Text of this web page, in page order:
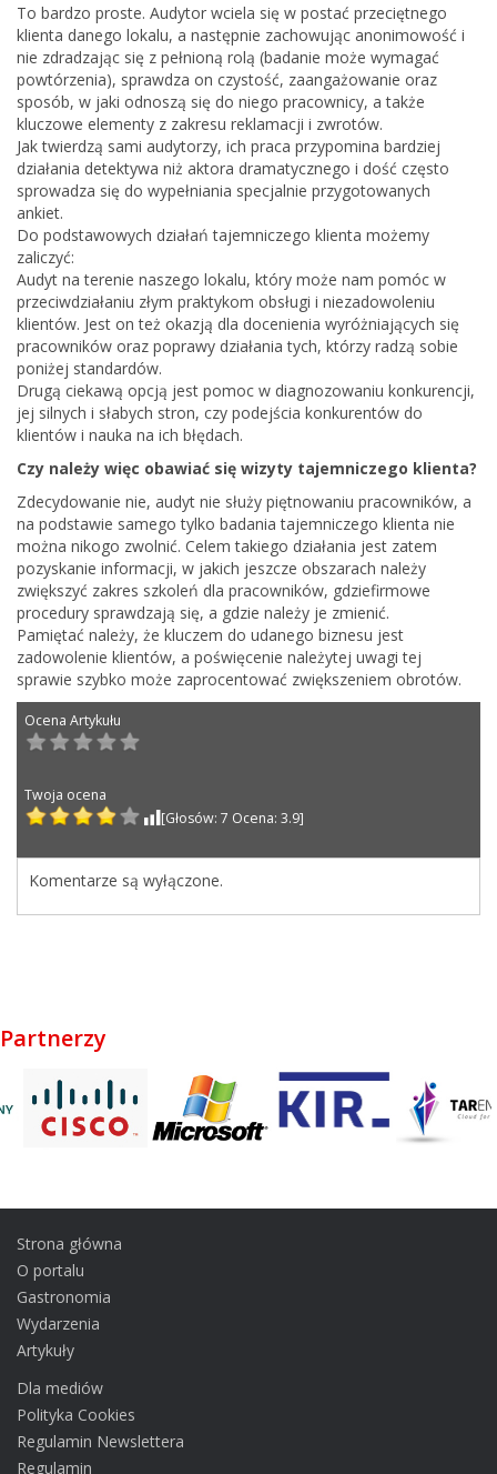
To bardzo proste. Audytor wciela się w postać przeciętnego
klienta danego lokalu, a następnie zachowując anonimowość i
nie zdradzając się z pełnioną rolą (badanie może wymagać
powtórzenia), sprawdza on czystość, zaangażowanie oraz
sposób, w jaki odnoszą się do niego pracownicy, a także
kluczowe elementy z zakresu reklamacji i zwrotów.
Jak twierdzą sami audytorzy, ich praca przypomina bardziej
działania detektywa niż aktora dramatycznego i dość często
sprowadza się do wypełniania specjalnie przygotowanych
ankiet.
Do podstawowych działań tajemniczego klienta możemy
zaliczyć:
Audyt na terenie naszego lokalu, który może nam pomóc w
przeciwdziałaniu złym praktykom obsługi i niezadowoleniu
klientów. Jest on też okazją dla docenienia wyróżniających się
pracowników oraz poprawy działania tych, którzy radzą sobie
poniżej standardów.
Drugą ciekawą opcją jest pomoc w diagnozowaniu konkurencji,
jej silnych i słabych stron, czy podejścia konkurentów do
klientów i nauka na ich błędach.
Czy należy więc obawiać się wizyty tajemniczego klienta?
Zdecydowanie nie, audyt nie służy piętnowaniu pracowników, a
na podstawie samego tylko badania tajemniczego klienta nie
można nikogo zwolnić. Celem takiego działania jest zatem
pozyskanie informacji, w jakich jeszcze obszarach należy
zwiększyć zakres szkoleń dla pracowników, gdziefirmowe
procedury sprawdzają się, a gdzie należy je zmienić.
Pamiętać należy, że kluczem do udanego biznesu jest
zadowolenie klientów, a poświęcenie należytej uwagi tej
sprawie szybko może zaprocentować zwiększeniem obrotów.
Twoja ocena
[Głosów: 7 Ocena: 3.9]
Post navigation
Komentarze są wyłączone.
Partnerzy
Strona główna
O portalu
Gastronomia
Wydarzenia
Artykuły
Dla mediów
Polityka Cookies
Regulamin Newslettera
Regulamin